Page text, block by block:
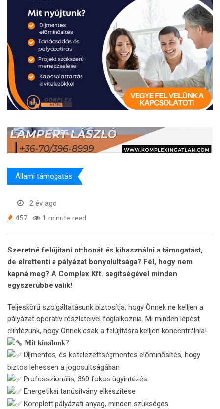
Állami támogatás
2 év ago
457
1 minute read
Szeretné felújítani otthonát és kihasználni a támogatást,
de elrettenti a pályázat bonyolultsága? Fél, hogy nem
kapná meg? A Complex Kft. segítségével minden
egyszerűbbé válik!
Teljeskörű szolgáltatásunk biztosítja, hogy Önnek ne kelljen a
pályázat operatív részleteivel foglalkoznia. Mi minden lépést
elintézünk, hogy Önnek csak a felújításra kelljen koncentrálnia!
𝐌𝐢𝐭 𝐤𝐢́𝐧𝐚́𝐥𝐮𝐧𝐤?
Díjmentes, és kötelezettségmentes előminősítés, hogy
biztos lehessen a jogosultságában
Professzionális, 360 fokos ügyintézés
Energetikai tanúsítvány elkészítése
Komplett pályázati anyag, minden szükséges